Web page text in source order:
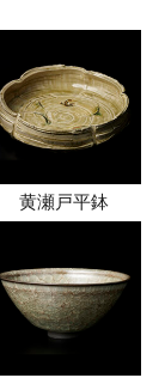
黄瀬戸平鉢